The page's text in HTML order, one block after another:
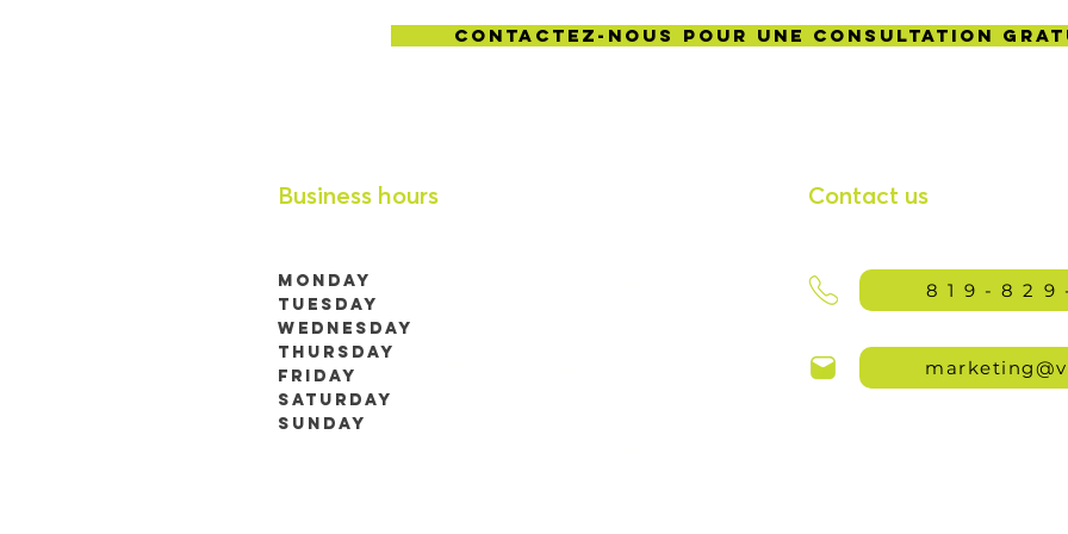
Contactez-nous pour une consultation
Business hours
Monday
Tuesday
Wednesday
Thursday
Friday
Saturday
Sunday
9h00 à 19h00 (RDV jusqu'à 21h)
9h00 à 19h00 (RDV jusqu'à 21h)
Contact us
819-